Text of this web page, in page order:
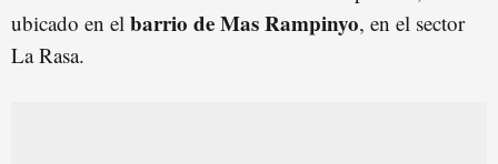
ubicado en el barrio de Mas Rampinyo, en el sector
La Rasa.